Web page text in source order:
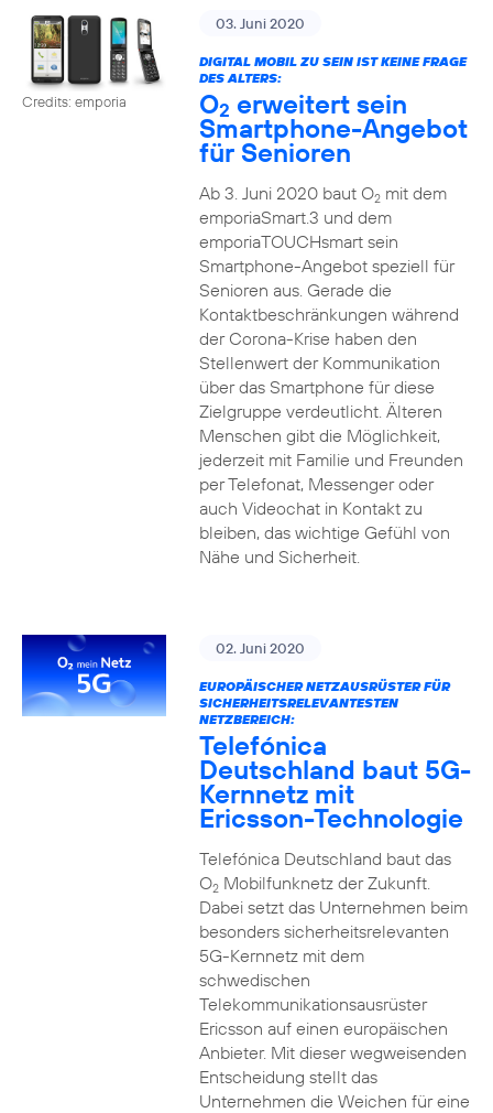
Credits: emporia
03. Juni 2020
DIGITAL MOBIL ZU SEIN IST KEINE FRAGE
DES ALTERS:
O2 erweitert sein
Smartphone-Angebot
für Senioren
Ab 3. Juni 2020 baut O2mit dem
emporiaSmart.3 und dem
emporiaTOUCHsmart sein
Smartphone-Angebot speziell für
Senioren aus. Gerade die
Kontaktbeschränkungen während
der Corona-Krise haben den
Stellenwert der Kommunikation
über das Smartphone für diese
Zielgruppe verdeutlicht. Älteren
Menschen gibt die Möglichkeit,
jederzeit mit Familie und Freunden
per Telefonat, Messenger oder
auch Videochat in Kontakt zu
bleiben, das wichtige Gefühl von
Nähe und Sicherheit.
02. Juni 2020
EUROPÄISCHER NETZAUSRÜSTER FÜR
SICHERHEITSRELEVANTESTEN
NETZBEREICH:
Telefónica
Deutschland baut 5G-
Kernnetz mit
Ericsson-Technologie
Telefónica Deutschland baut das
O2Mobilfunknetz der Zukunft.
Dabei setzt das Unternehmen beim
besonders sicherheitsrelevanten
5G-Kernnetz mit dem
schwedischen
Telekommunikationsausrüster
Ericsson auf einen europäischen
Anbieter. Mit dieser wegweisenden
Entscheidung stellt das
Unternehmen die Weichen für eine